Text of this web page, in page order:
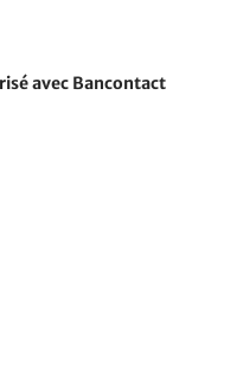
avec Bancontact